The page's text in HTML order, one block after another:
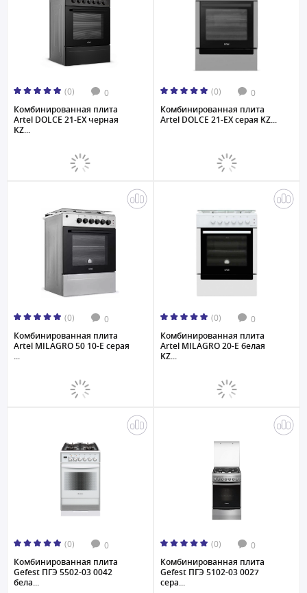
(0) 0
Комбинированная плита
Artel DOLCE 21-EX черная
KZ...
(0) 0
Комбинированная плита
Artel DOLCE 21-EX серая KZ...
(0) 0
Комбинированная плита
Artel MILAGRO 50 10-E серая
...
(0) 0
Комбинированная плита
Artel MILAGRO 20-E белая
KZ...
(0) 0
Комбинированная плита
Gefest ПГЭ 5502-03 0042
бела...
(0) 0
Комбинированная плита
Gefest ПГЭ 5102-03 0027
сера...